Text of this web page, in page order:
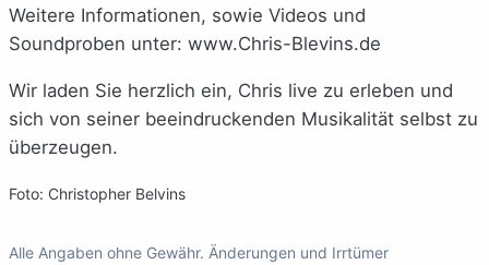
Weitere Informationen, sowie Videos und
Soundproben unter: www.Chris-Blevins.de
Wir laden Sie herzlich ein, Chris live zu erleben und
sich von seiner beeindruckenden Musikalität selbst zu
überzeugen.
Foto: Christopher Belvins
Alle Angaben ohne Gewähr. Änderungen und Irrtümer